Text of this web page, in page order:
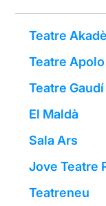
Teatre
Teatre Apolo
Teatre
El Maldà
Sala Ars
Jove Teatre
Teatreneu